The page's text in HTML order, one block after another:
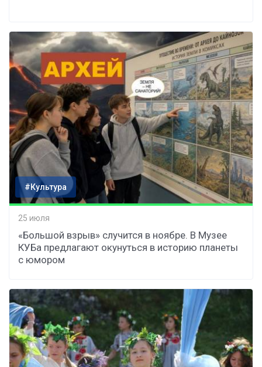
#Культура
25 июля
«Большой взрыв» случится в ноябре. В Музее
КУБа предлагают окунуться в историю планеты
с юмором